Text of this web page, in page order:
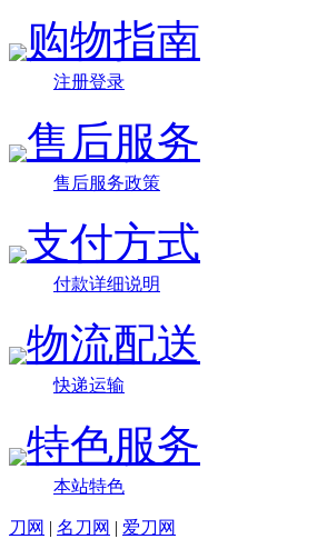
购物指南
注册登录
售后服务
售后服务政策
支付方式
付款详细说明
物流配送
快递运输
特色服务
本站特色
刀网 | 名刀网 | 爱刀网